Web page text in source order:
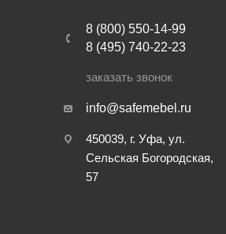
8 (800) 550-14-99
8 (495) 740-22-23
заказать звонок
info@safemebel.ru
450039, г. Уфа, ул.
Сельская Богородская,
57